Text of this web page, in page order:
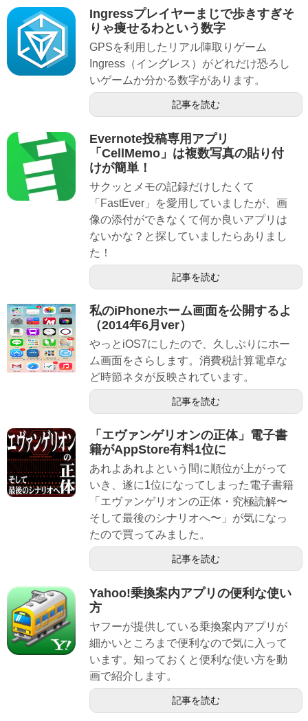
Ingressプレイヤーまじで歩きすぎそ
りゃ痩せるわという数字
GPSを利用したリアル陣取りゲーム
Ingress（イングレス）がどれだけ恐ろし
いゲームか分かる数字があります。
記事を読む
Evernote投稿専用アプリ
「CellMemo」は複数写真の貼り付
けが簡単！
サクッとメモの記録だけしたくて
「FastEver」を愛用していましたが、画
像の添付ができなくて何か良いアプリは
ないかな？と探していましたらありまし
た！
記事を読む
私のiPhoneホーム画面を公開するよ
（2014年6月ver）
やっとiOS7にしたので、久しぶりにホー
ム画面をさらします。消費税計算電卓な
ど時節ネタが反映されています。
記事を読む
「エヴァンゲリオンの正体」電子書
籍がAppStore有料1位に
あれよあれよという間に順位が上がって
いき、遂に1位になってしまった電子書籍
「エヴァンゲリオンの正体・究極読解〜
そして最後のシナリオへ〜」が気になっ
たので買ってみました。
記事を読む
Yahoo!乗換案内アプリの便利な使い
方
ヤフーが提供している乗換案内アプリが
細かいところまで便利なので気に入って
います。知っておくと便利な使い方を動
画で紹介します。
記事を読む